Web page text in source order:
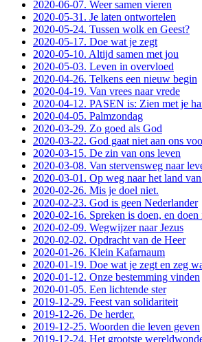
2020-06-07. Weer samen vieren
2020-05-31. Je laten ontwortelen
2020-05-24. Tussen wolk en Geest?
2020-05-17. Doe wat je zegt
2020-05-10. Altijd samen met jou
2020-05-03. Leven in overvloed
2020-04-26. Telkens een nieuw begin
2020-04-19. Van vrees naar vrede
2020-04-12. PASEN is: Zien met je
2020-04-05. Palmzondag
2020-03-29. Zo goed als God
2020-03-22. God gaat niet aan ons
2020-03-15. De zin van ons leven
2020-03-08. Van stervensweg naar
2020-03-01. Op weg naar het land
2020-02-26. Mis je doel niet.
2020-02-23. God is geen Nederlander
2020-02-16. Spreken is doen, en doen
2020-02-09. Wegwijzer naar Jezus
2020-02-02. Opdracht van de Heer
2020-01-26. Klein Kafarnaum
2020-01-19. Doe wat je zegt en zeg
2020-01-12. Onze bestemming vinden
2020-01-05. Een lichtende ster
2019-12-29. Feest van solidariteit
2019-12-26. De herder.
2019-12-25. Woorden die leven geven
2019-12-24. Het grootste